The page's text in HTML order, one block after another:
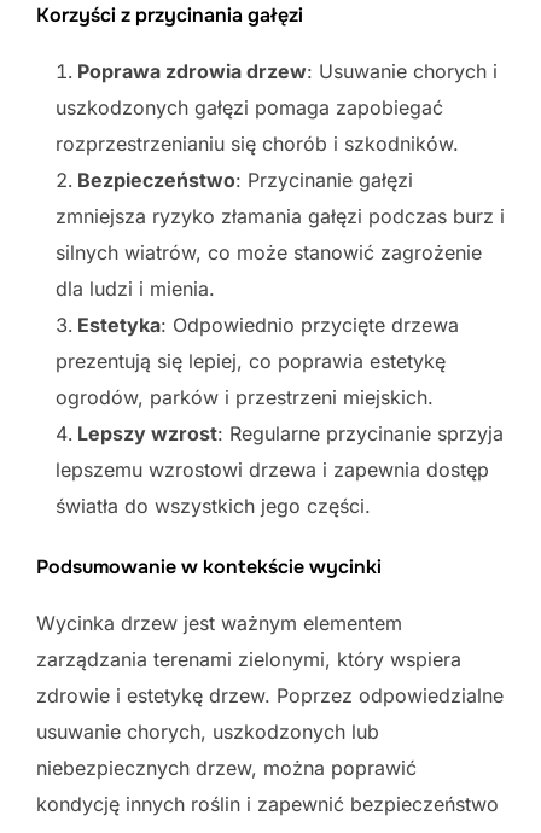
Korzyści z przycinania gałęzi
Poprawa zdrowia drzew: Usuwanie chorych i
uszkodzonych gałęzi pomaga zapobiegać
rozprzestrzenianiu się chorób i szkodników.
Bezpieczeństwo: Przycinanie gałęzi
zmniejsza ryzyko złamania gałęzi podczas burz i
silnych wiatrów, co może stanowić zagrożenie
dla ludzi i mienia.
Estetyka: Odpowiednio przycięte drzewa
prezentują się lepiej, co poprawia estetykę
ogrodów, parków i przestrzeni miejskich.
Lepszy wzrost: Regularne przycinanie sprzyja
lepszemu wzrostowi drzewa i zapewnia dostęp
światła do wszystkich jego części.
Podsumowanie w kontekście wycinki
Wycinka drzew jest ważnym elementem
zarządzania terenami zielonymi, który wspiera
zdrowie i estetykę drzew. Poprzez odpowiedzialne
usuwanie chorych, uszkodzonych lub
niebezpiecznych drzew, można poprawić
kondycję innych roślin i zapewnić bezpieczeństwo